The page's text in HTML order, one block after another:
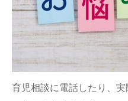
育児相談に電話したり、